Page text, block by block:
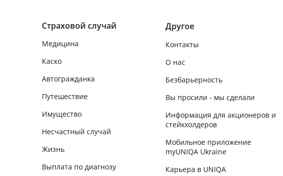
Страховой случай
Медицина
Каско
Автогражданка
Путешествие
Имущество
Несчастный случай
Жизнь
Выплата по диагнозу
Другое
Контакты
О нас
Безбарьерность
Вы просили - мы сделали
Информация для акционеров и
стейкхолдеров
Мобильное приложение
myUNIQA Ukraine
Карьера в UNIQA